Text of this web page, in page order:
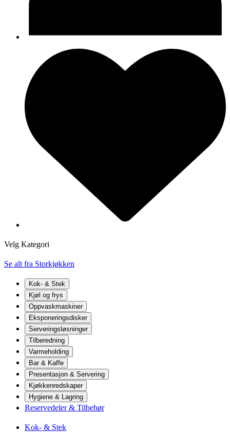
Velg Kategori
Se alt fra Storkjøkken
Kok- & Stek
Kjøl og frys
Oppvaskmaskiner
Eksponeringsdisker
Serveringsløsninger
Tilberedning
Varmeholding
Bar & Kaffe
Presentasjon & Servering
Kjøkkenredskaper
Hygiene & Lagring
Reservedeler & Tilbehør
Kok- & Stek